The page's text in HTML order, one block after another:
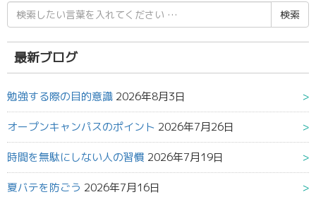
検
索
結
果:
最新ブログ
勉強する際の目的意識 2026年8月3日
オープンキャンパスのポイント 2026年7月26日
時間を無駄にしない人の習慣 2026年7月19日
夏バテを防ごう 2026年7月16日